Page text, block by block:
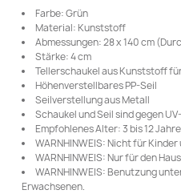
Farbe: Grün
Material: Kunststoff
Abmessungen: 28 x 140 cm
Stärke: 4 cm
Tellerschaukel aus Kunststoff
Höhenverstellbares PP-Seil
Seilverstellung aus Metall
Schaukel und Seil sind gegen
Empfohlenes Alter: 3 bis 12 Jahre
WARNHINWEIS: Nicht für
WARNHINWEIS: Nur für den
WARNHINWEIS: Benutzung
Erwachsenen.